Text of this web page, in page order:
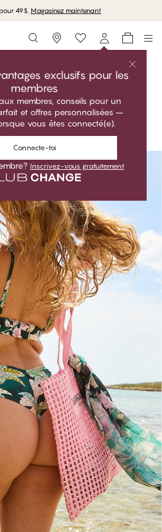
gratuite à partir de 95 CAD
Storefinder
exclusifs pour les
membres
membres, conseils pour un
et offres personnalisées –
vous êtes connecté(e).
Connecte-toi
Inscrivez-vous gratuitement
Ajustement parfait.
la collection
Green
SERENA - Exotic Orchid Bottle Green
Full Support Haut de bikini